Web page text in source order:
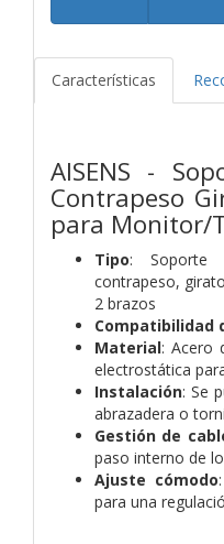
Características
AISENS -
Contrapeso
para Monitor/
Tipo: Soporte
contrapeso,
2 brazos
Compatibilidad
Material: Acero
electrostática
Instalación: Se
abrazadera o
Gestión de
paso interno de
Ajuste cómodo
para una